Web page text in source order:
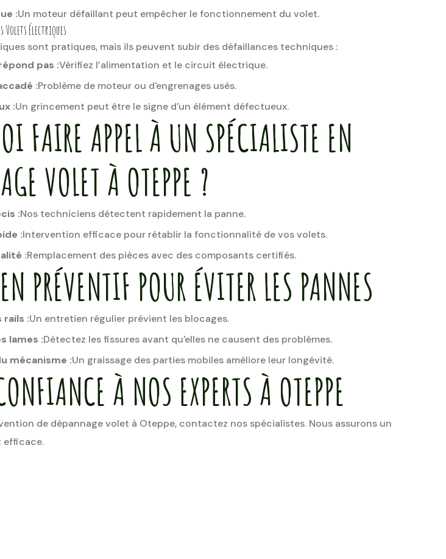
:Un moteur défaillant peut empêcher le fonctionnement du volet.
Volets Électriques
sont pratiques, mais ils peuvent subir des défaillances techniques :
pas :Vérifiez l’alimentation et le circuit électrique.
:Problème de moteur ou d'engrenages usés.
:Un grincement peut être le signe d'un élément défectueux.
FAIRE APPEL À UN SPÉCIALISTE EN
VOLET À OTEPPE ?
:Nos techniciens détectent rapidement la panne.
:Intervention efficace pour rétablir la fonctionnalité de vos volets.
:Remplacement des pièces avec des composants certifiés.
PRÉVENTIF POUR ÉVITER LES PANNES
rails :Un entretien régulier prévient les blocages.
lames :Détectez les fissures avant qu'elles ne causent des problèmes.
mécanisme :Un graissage des parties mobiles améliore leur longévité.
À NOS EXPERTS À OTEPPE
de dépannage volet à Oteppe, contactez nos spécialistes. Nous assurons un
efficace.